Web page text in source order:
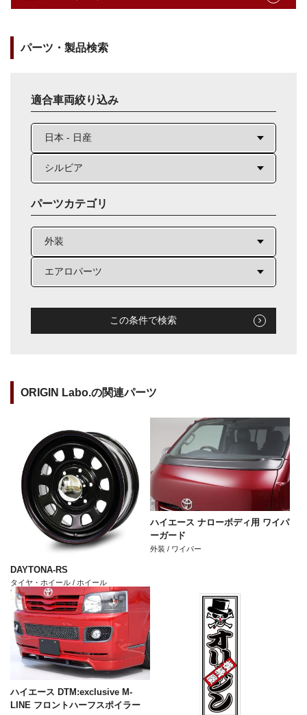
パーツ・製品検索
適合車両絞り込み
パーツカテゴリ
この条件で検索
ORIGIN Labo.の関連パーツ
DAYTONA-RS
タイヤ・ホイール / ホイール
ハイエース ナローボディ用 ワイパ
ーガード
外装 / ワイパー
ハイエース DTM:exclusive M-
LINE フロントハーフスポイラー